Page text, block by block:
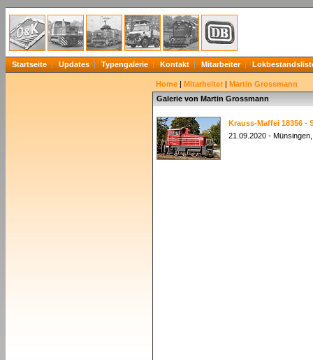
Startseite Updates Typengalerie Kontakt Mitarbeiter
Home | Mitarbeiter | Martin Grossmann
Galerie von Martin Grossmann
Krauss-Maffei 18356 -
21.09.2020 -